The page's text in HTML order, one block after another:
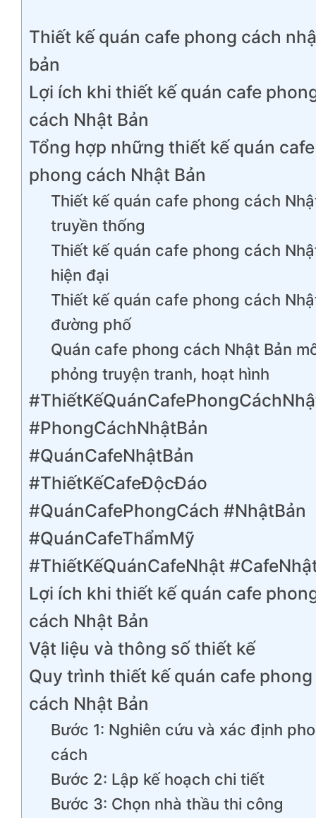
Thiết kế quán cafe phong cách
bản
Lợi ích khi thiết kế quán cafe
cách Nhật Bản
Tổng hợp những thiết kế quán cafe
phong cách Nhật Bản
Thiết kế quán cafe phong cách
truyền thống
Thiết kế quán cafe phong cách
hiện đại
Thiết kế quán cafe phong cách
đường phố
Quán cafe phong cách Nhật Bản
phỏng truyện tranh, hoạt hình
#PhongCáchNhậtBản
#QuánCafeNhậtBản
#ThiếtKếCafeĐộcĐáo
#QuánCafePhongCách #NhậtBản
#QuánCafeThẩmMỹ
#ThiếtKếQuánCafeNhật
Lợi ích khi thiết kế quán cafe
cách Nhật Bản
Vật liệu và thông số thiết kế
Quy trình thiết kế quán cafe phong
cách Nhật Bản
Bước 1: Nghiên cứu và xác định
cách
Bước 2: Lập kế hoạch chi tiết
Bước 3: Chọn nhà thầu thi công